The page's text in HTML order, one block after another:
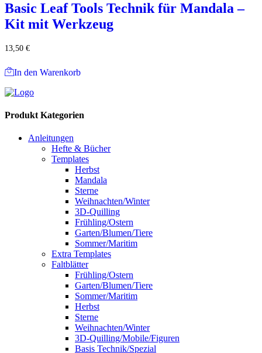
Basic Leaf Tools Technik für Mandala –
Kit mit Werkzeug
13,50 €
In den Warenkorb
Produkt Kategorien
Anleitungen
Hefte & Bücher
Templates
Herbst
Mandala
Sterne
Weihnachten/Winter
3D-Quilling
Frühling/Ostern
Garten/Blumen/Tiere
Sommer/Maritim
Extra Templates
Faltblätter
Frühling/Ostern
Garten/Blumen/Tiere
Sommer/Maritim
Herbst
Sterne
Weihnachten/Winter
3D-Quilling/Mobile/Figuren
Basis Technik/Spezial